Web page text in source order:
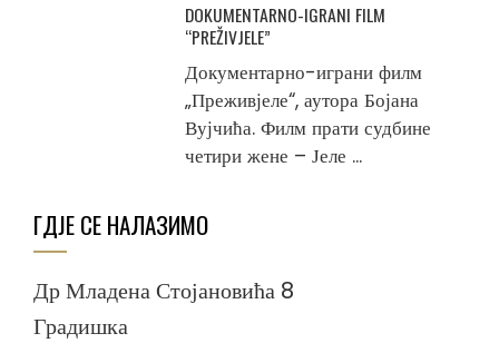
DOKUMENTARNO-IGRANI FILM
“PREŽIVJELE”
Документарно-играни филм
„Преживјеле“, аутора Бојана
Вујчића. Филм прати судбине
четири жене – Јеле ...
ГДЈЕ СЕ НАЛАЗИМО
Др Младена Стојановића 8
Градишка